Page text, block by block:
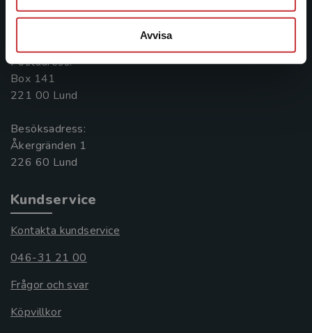
Avvisa
Kontakta oss
Postadress:
Box 141
221 00 Lund
Besöksadress:
Åkergränden 1
Kundservice
Kontakta kundservice
046-31 21 00
Frågor och svar
Köpvillkor